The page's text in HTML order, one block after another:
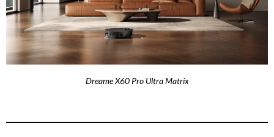
Dreame X60 Pro Ultra Matrix